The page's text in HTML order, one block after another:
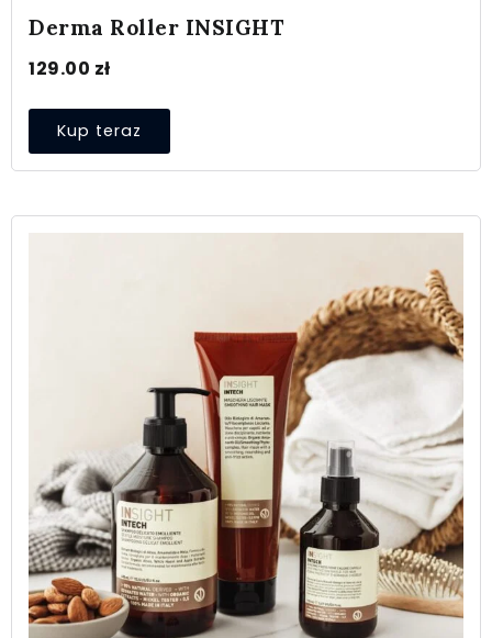
Derma Roller INSIGHT
129.00 zł
Kup teraz